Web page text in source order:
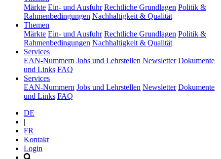
Märkte Ein- und Ausfuhr Rechtliche Grundlagen Politik &
Rahmenbedingungen Nachhaltigkeit & Qualität
Themen
Märkte Ein- und Ausfuhr Rechtliche Grundlagen Politik &
Rahmenbedingungen Nachhaltigkeit & Qualität
Services(current)
EAN-Nummern Jobs und Lehrstellen Newsletter Dokumente
und Links FAQ
Services(current)
EAN-Nummern Jobs und Lehrstellen Newsletter Dokumente
und Links FAQ
DE
|
FR
Kontakt
Login